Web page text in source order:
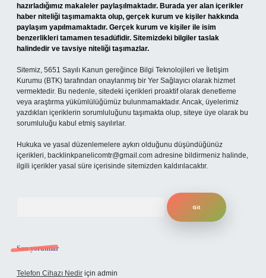
hazırladığımız makaleler paylaşılmaktadır. Burada yer alan içerikler
haber niteliği taşımamakta olup, gerçek kurum ve kişiler hakkında
paylaşım yapılmamaktadır. Gerçek kurum ve kişiler ile isim
benzerlikleri tamamen tesadüfidir. Sitemizdeki bilgiler taslak
halindedir ve tavsiye niteliği taşımazlar.
Sitemiz, 5651 Sayılı Kanun gereğince Bilgi Teknolojileri ve İletişim
Kurumu (BTK) tarafından onaylanmış bir Yer Sağlayıcı olarak hizmet
vermektedir. Bu nedenle, sitedeki içerikleri proaktif olarak denetleme
veya araştırma yükümlülüğümüz bulunmamaktadır. Ancak, üyelerimiz
yazdıkları içeriklerin sorumluluğunu taşımakta olup, siteye üye olarak bu
sorumluluğu kabul etmiş sayılırlar.
Hukuka ve yasal düzenlemelere aykırı olduğunu düşündüğünüz
içerikleri, backlinkpanelicomtr@gmail.com adresine bildirmeniz halinde,
ilgili içerikler yasal süre içerisinde sitemizden kaldırılacaktır.
Son yorumlar
Telefon Cihazı Nedir için admin